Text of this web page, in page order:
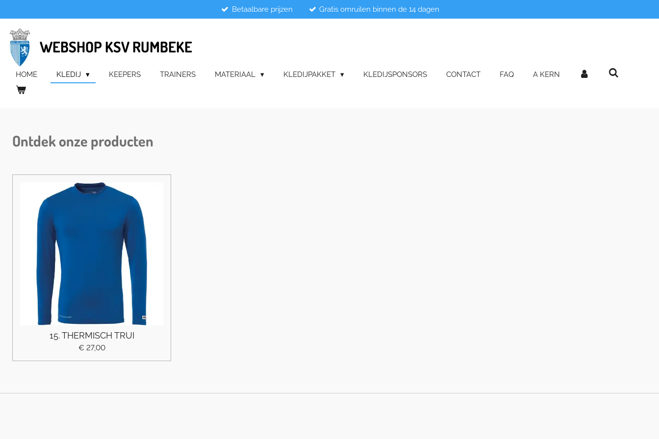
direct
naar
de
hoofdinhoud
Betaalbare prijzen Gratis omruilen binnen de 14 dagen
WEBSHOP KSV RUMBEKE
HOME KLEDIJ KEEPERS TRAINERS MATERIAAL KLEDIJPAKKET KLEDIJSPONSORS CONTACT FAQ A KERN
Ontdek onze producten
15. THERMISCH TRUI
€ 27,00